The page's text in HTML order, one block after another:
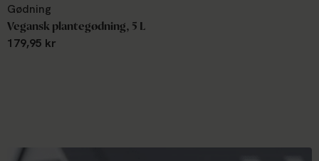
Gødning
Vegansk plantegødning, 5 L
179,95 kr